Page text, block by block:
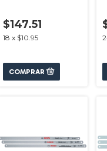
$147.51
18 x $10.95